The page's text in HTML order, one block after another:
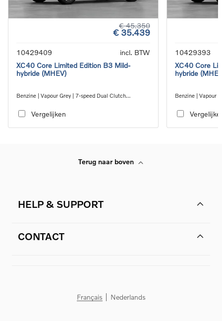
€ 45.350
€ 35.439
10429409
incl. BTW
XC40 Core Limited Edition B3 Mild-
hybride (MHEV)
Benzine | Vapour Grey | 7-speed Dual Clutch
Vergelijken
10429393
XC40 Core
hybride
Benzine | Vapour
Terug naar boven
HELP & SUPPORT
CONTACT
Français Nederlands